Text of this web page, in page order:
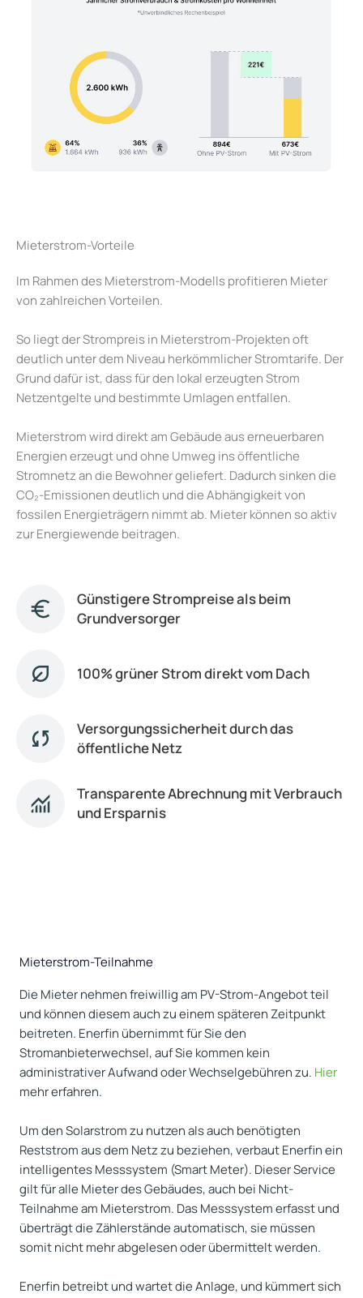
Mieterstrom-Vorteile
Im Rahmen des Mieterstrom-Modells profitieren Mieter
von zahlreichen Vorteilen.
So liegt der Strompreis in Mieterstrom-Projekten oft
deutlich unter dem Niveau herkömmlicher Stromtarife. Der
Grund dafür ist, dass für den lokal erzeugten Strom
Netzentgelte und bestimmte Umlagen entfallen.
Mieterstrom wird direkt am Gebäude aus erneuerbaren
Energien erzeugt und ohne Umweg ins öffentliche
Stromnetz an die Bewohner geliefert. Dadurch sinken die
CO₂-Emissionen deutlich und die Abhängigkeit von
fossilen Energieträgern nimmt ab. Mieter können so aktiv
zur Energiewende beitragen.
Günstigere Strompreise als beim
Grundversorger
100% grüner Strom direkt vom Dach
Versorgungssicherheit durch das
öffentliche Netz
Transparente Abrechnung mit Verbrauch
und Ersparnis
Mieterstrom-Teilnahme
Die Mieter nehmen freiwillig am PV-Strom-Angebot teil
und können diesem auch zu einem späteren Zeitpunkt
beitreten. Enerfin übernimmt für Sie den
Stromanbieterwechsel, auf Sie kommen kein
administrativer Aufwand oder Wechselgebühren zu. Hier
mehr erfahren.
Um den Solarstrom zu nutzen als auch benötigten
Reststrom aus dem Netz zu beziehen, verbaut Enerfin ein
intelligentes Messsystem (Smart Meter). Dieser Service
gilt für alle Mieter des Gebäudes, auch bei Nicht-
Teilnahme am Mieterstrom. Das Messsystem erfasst und
überträgt die Zählerstände automatisch, sie müssen
somit nicht mehr abgelesen oder übermittelt werden.
Enerfin betreibt und wartet die Anlage, und kümmert sich